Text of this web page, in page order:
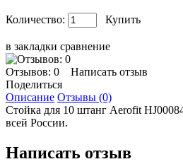
Количество: Купить
в закладки сравнение
Отзывов: 0
Написать отзыв
Поделиться
Описание Отзывы (0)
Стойка для 10 штанг Aerofit
всей России.
Написать отзыв